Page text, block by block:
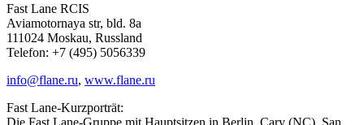
Fast Lane RCIS
Aviamotornaya str, bld. 8a
111024 Moskau, Russland
Telefon: +7 (495) 5056339
info@flane.ru, www.flane.ru
Fast Lane-Kurzporträt:
Die Fast Lane-Gruppe mit Hauptsitzen in Berlin, Cary (NC), San